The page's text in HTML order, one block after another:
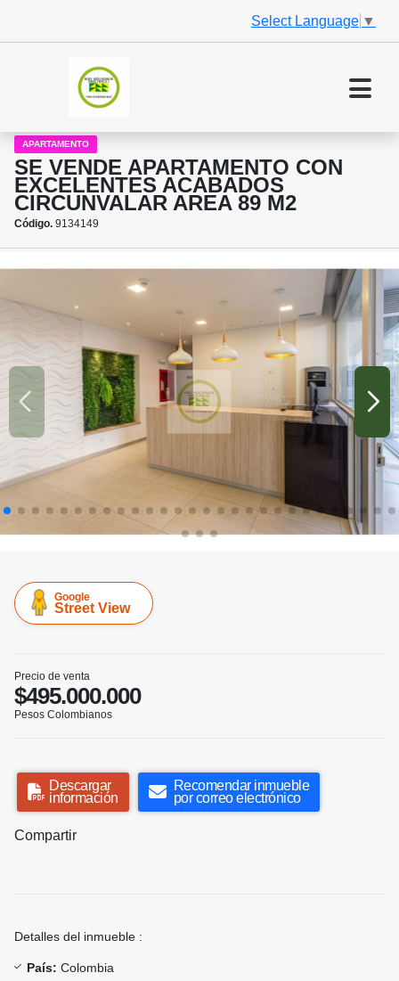
Select Language ▼
APARTAMENTO
SE VENDE APARTAMENTO CON
EXCELENTES ACABADOS
CIRCUNVALAR AREA 89 M2
Código. 9134149
Google
Street View
Precio de venta
$495.000.000
Pesos Colombianos
Descargar
información
Recomendar inmueble
por correo electrónico
Compartir
Detalles del inmueble :
País: Colombia